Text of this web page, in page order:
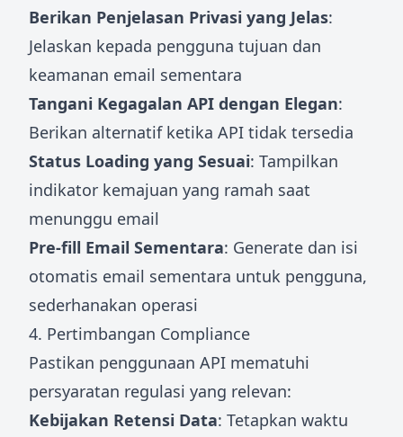
Berikan Penjelasan Privasi yang Jelas:
Jelaskan kepada pengguna tujuan dan
keamanan email sementara
Tangani Kegagalan API dengan Elegan:
Berikan alternatif ketika API tidak tersedia
Status Loading yang Sesuai: Tampilkan
indikator kemajuan yang ramah saat
menunggu email
Pre-fill Email Sementara: Generate dan isi
otomatis email sementara untuk pengguna,
sederhanakan operasi
4. Pertimbangan Compliance
Pastikan penggunaan API mematuhi
persyaratan regulasi yang relevan:
Kebijakan Retensi Data: Tetapkan waktu